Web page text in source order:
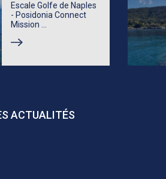
Escale Golfe de Naples
- Posidonia Connect
Mission ...
ACTUALITÉS